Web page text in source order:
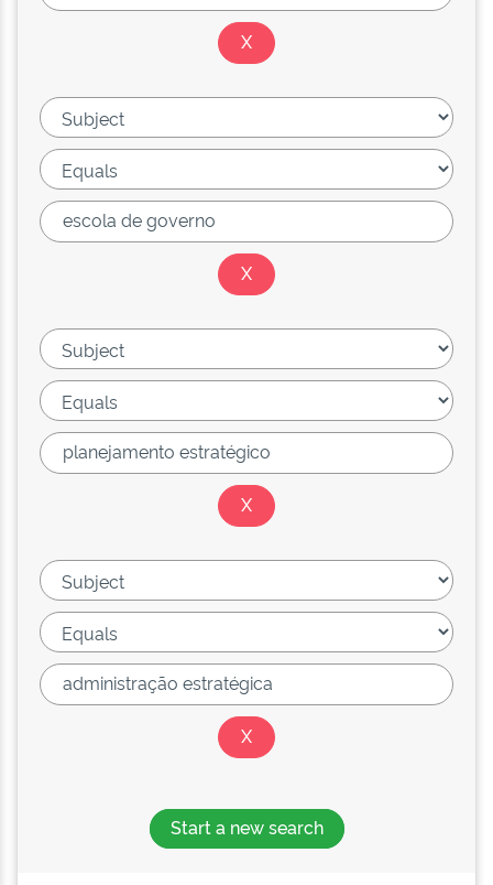
Start a new search